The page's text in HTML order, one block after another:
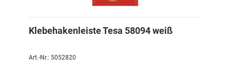
Klebehakenleiste Tesa 58094 weiß
Art.-Nr.: 5052820